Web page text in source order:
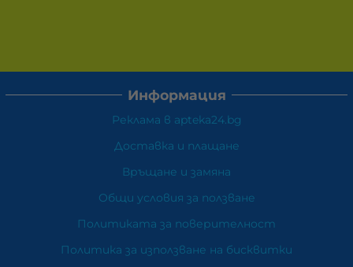
Информация
Реклама в apteka24.bg
Доставка и плащане
Връщане и замяна
Общи условия за ползване
Политиката за поверителност
Политика за използване на бисквитки